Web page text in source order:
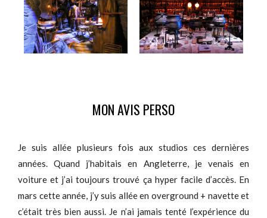
MON AVIS PERSO
Je suis allée plusieurs fois aux studios ces dernières
années. Quand j’habitais en Angleterre, je venais en
voiture et j’ai toujours trouvé ça hyper facile d’accès. En
mars cette année, j’y suis allée en overground + navette et
c’était très bien aussi. Je n’ai jamais tenté l’expérience du